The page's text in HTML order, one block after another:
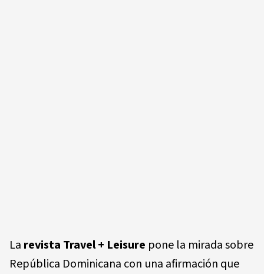
La revista Travel + Leisure pone la mirada sobre
República Dominicana con una afirmación que